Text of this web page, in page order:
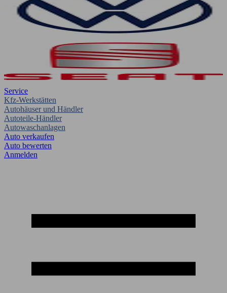
Service
Kfz-Werkstätten
Autohäuser und Händler
Autoteile-Händler
Autowaschanlagen
Auto verkaufen
Auto bewerten
Anmelden